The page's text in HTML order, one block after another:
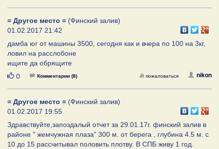
= Другое место = (Финский залив)
01.02.2017 21:42
дамба юг от машины 3500, сегодня как и вчера по 100 на 3кг,
ловил на расслобоне
ищите да обрящите
Нравится
0 Комментарии (8) nikon
пожаловаться
= Другое место = (Финский залив)
01.02.2017 19:55
Здравствуйте,запоздалый отчет за 29.01.17г. финский залив в
районе " жемчужная плаза" 300 м. от берега , глубина 4.5 м. с
10 до 15 рассчитывал половить плотву. В СПБ живу 1 год.